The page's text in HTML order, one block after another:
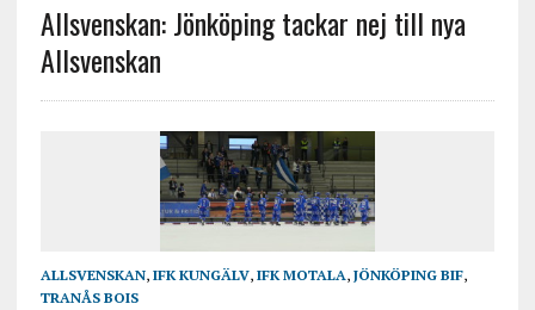
Allsvenskan: Jönköping tackar nej till nya
Allsvenskan
ALLSVENSKAN, IFK KUNGÄLV, IFK MOTALA, JÖNKÖPING BIF,
TRANÅS BOIS